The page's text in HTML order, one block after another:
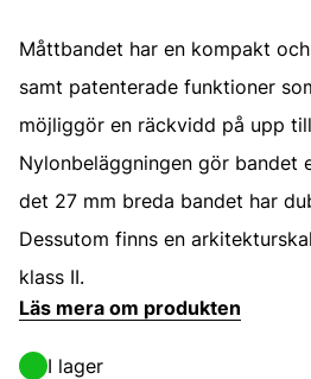
Måttbandet har en kompakt
samt patenterade funktioner
möjliggör en räckvidd på upp
Nylonbeläggningen gör bandet
det 27 mm breda bandet har
Dessutom finns en
klass II.
Läs mera om produkten
I lager